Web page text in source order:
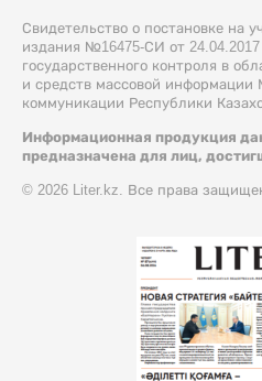
Свидетельство о постановке на
издания №16475-СИ от
государственного контроля в
и средств массовой
коммуникации Республики
Информационная продукция
предназначена для лиц,
© 2026 Liter.kz. Все права